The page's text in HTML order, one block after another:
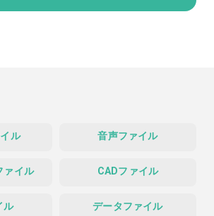
ル 音声ファイル
ァイル CADファイル
ル データファイル